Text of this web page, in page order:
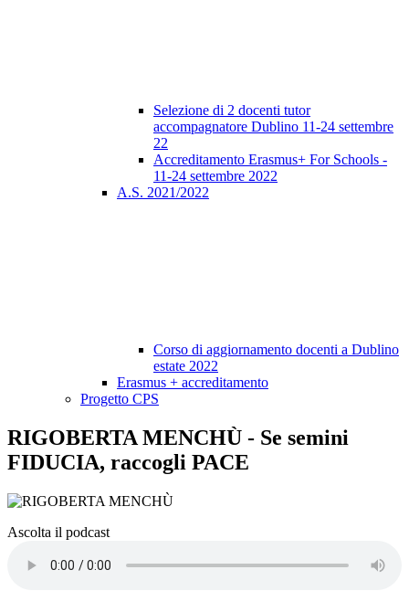
Selezione di 2 docenti tutor
accompagnatore Dublino 11-24 settembre
22
Accreditamento Erasmus+ For Schools -
11-24 settembre 2022
A.S. 2021/2022
Corso di aggiornamento docenti a Dublino
estate 2022
Erasmus + accreditamento
Progetto CPS
RIGOBERTA MENCHÙ - Se semini
FIDUCIA, raccogli PACE
Ascolta il podcast